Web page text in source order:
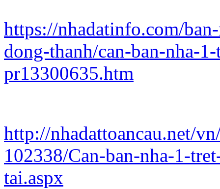
https://nhadatinfo.com/
dong-thanh/can-ban-nha-
pr13300635.htm
http://nhadattoancau.net/
102338/Can-ban-nha-1-
tai.aspx